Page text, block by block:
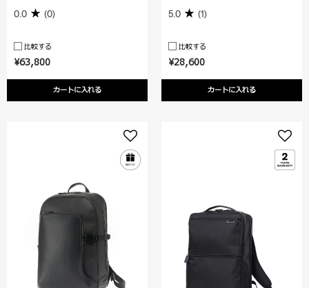
¥63,800
カートに入れる
0.0 (0)
比較する
¥28,600
カートに入れる
5.0 (1)
比較する